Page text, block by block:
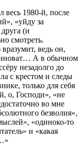
весь 1980-й, после
«уйду за
(и
смотреть.
ведь он,
А в обычном
незадолго до
с крестом и следы
только для себя
о, Господи», «не
во мне
безволия»,
«одиноко-то
и «какая